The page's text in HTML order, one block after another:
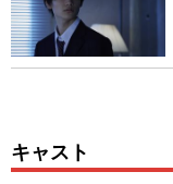
キャスト